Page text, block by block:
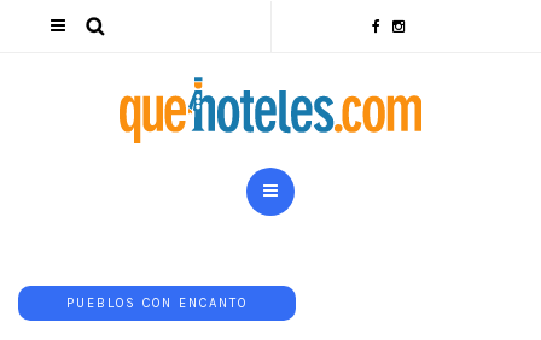
PUEBLOS CON ENCANTO